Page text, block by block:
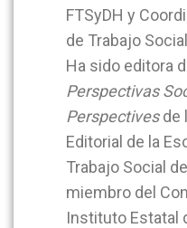
FTSyDH y
de Trabajo
Ha sido editora
Perspectivas
Perspectivesde
Editorial de la
Trabajo Social
miembro del
Instituto Estatal